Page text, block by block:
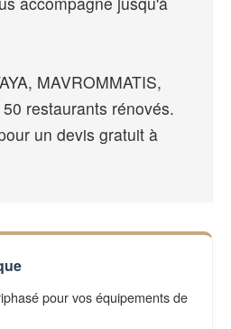
MAVROMMATIS,
restaurants rénovés.
un devis gratuit à
pour vos équipements de